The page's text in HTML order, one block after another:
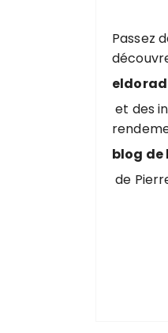
Passez
et des
blog
de